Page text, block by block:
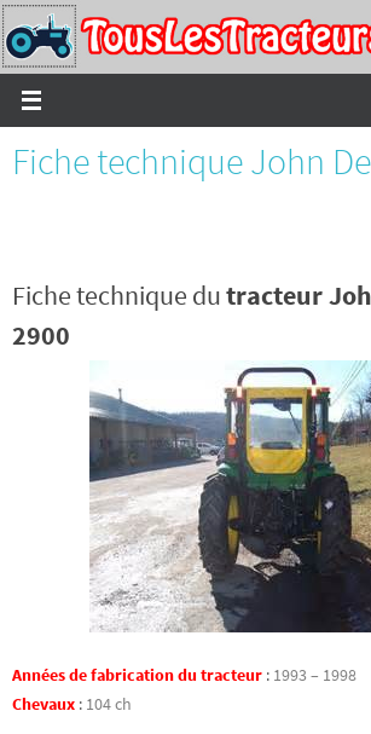
Passer
vers
le
contenu
Fiche technique John
Fiche technique dutracteur
2900
Années de fabrication du tracteur : 1993 – 1998
Chevaux : 104 ch